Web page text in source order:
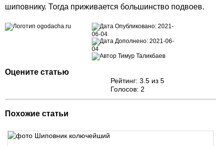
шиповнику. Тогда приживается большинство подвоев.
Опубликовано: 2021-
06-04
Дополнено: 2021-06-
04
Тимур Таликбаев
Оцените статью
Рейтинг: 3.5 из 5
Голосов: 2
Похожие статьи